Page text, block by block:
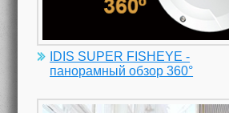
IDIS SUPER FISHEYE -
панорамный обзор 360°